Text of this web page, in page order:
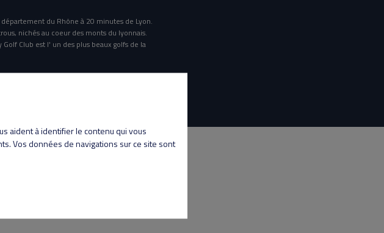
du Rhône à 20 minutes de Lyon.
nichés au coeur des monts du lyonnais.
Club est l' un des plus beaux golfs de la
golf club
aident à identifier le contenu qui vous
Vos données de navigations sur ce site sont